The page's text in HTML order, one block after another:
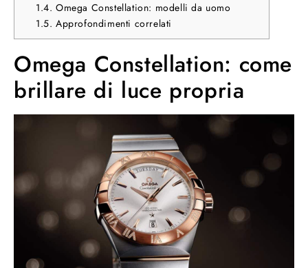
1.4. Omega Constellation: modelli da uomo
1.5. Approfondimenti correlati
Omega Constellation: come
brillare di luce propria